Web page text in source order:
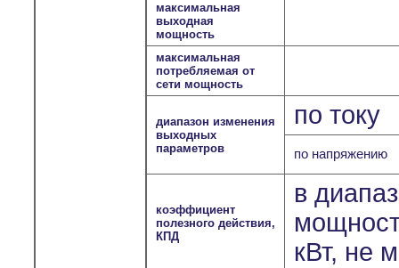
максимальная
выходная
мощность
максимальная
потребляемая от
сети мощность
диапазон изменения
выходных
параметров
по току
по напряжению
коэффициент
полезного действия,
КПД
в
кВт, не